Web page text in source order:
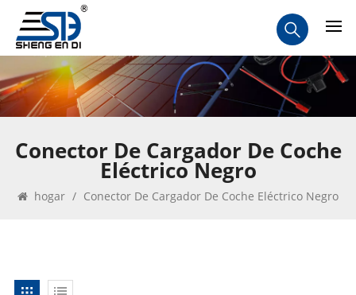
Conector De Cargador De Coche
Eléctrico Negro
hogar / Conector De Cargador De Coche Eléctrico Negro